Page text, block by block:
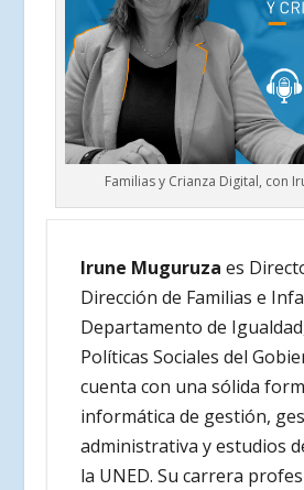
Familias y Crianza Digital, con
Irune Muguruza es
Dirección de Familias e
Departamento de
Políticas Sociales del
cuenta con una sólida
informática de gestión,
administrativa y estudios
la UNED. Su carrera